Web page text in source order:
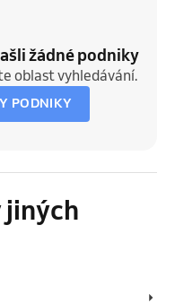
žádné podniky
oblast vyhledávání.
PODNIKY
jiných